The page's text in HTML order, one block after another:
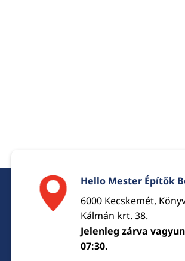
Hello Mester Építők
6000 Kecskemét,
Kálmán krt. 38.
Jelenleg zárva
07:30.